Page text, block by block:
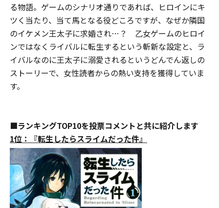
る物語。ゲームのシナリオ通りであれば、ヒロインにキ
ツく当たり、当て馬となる役どころですが、なぜか隣国
のイケメン王太子に求婚され…？ 乙女ゲームのヒロイ
ンではなくライバルに転生するという斬新な設定と、ラ
イバルなのに王太子に溺愛されるというどんでん返しの
ストーリーで、女性読者からの熱い支持を獲得していま
す。
■ランキングTOP10を投票コメントと共に紹介します
1位：
『転生したらスライムだった件』